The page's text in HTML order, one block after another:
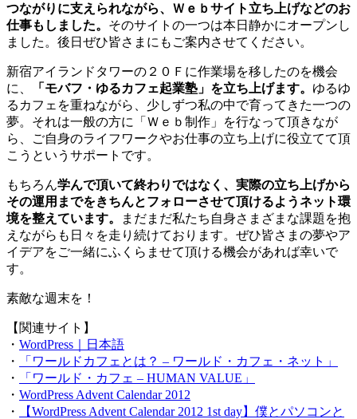
つながりに支えられながら、Ｗｅｂサイト立ち上げなどのお
仕事もしました。 そのサイトの一つは本日静かにオープンし
ました。後日ぜひ皆さまにもご案内させてください。
新宿アイランドタワーの２０Ｆに作業場を移したのを機会
に、
「モバフ・ゆるカフェ起業塾」を立ち上げます。 ゆるゆ
るカフェを重ねながら、少しずつ私の中で育ってきた一つの
夢。それは一般の方に「Ｗｅｂ制作」を行なって頂きなが
ら、ご自身のライフワークやお仕事の立ち上げに役立てて頂
こうというサポートです。
もちろん学んで頂いて終わりではなく、実際の立ち上げから
その運用までをきちんとフォローさせて頂けるようネット環
境を整えています。
まだまだ私たち自身さまざまな課題を抱
えながらも日々を走り続けております。ぜひ皆さまの夢やア
イデアをご一緒にふくらませて頂ける機会があれば幸いで
す。
素敵な週末を！
【関連サイト】
・ WordPress｜日本語
・
「ワールドカフェとは？ – ワールド・カフェ・ネット」
・
「ワールド・カフェ – HUMAN VALUE」
・ WordPress Advent Calendar 2012
・
【WordPress Advent Calendar 2012 1st day】僕とパソコンと